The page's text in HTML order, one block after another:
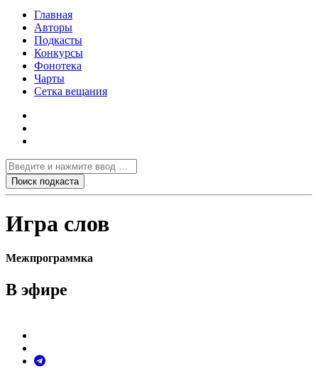
Главная
Авторы
Подкасты
Конкурсы
Фонотека
Чарты
Сетка вещания
Игра слов
Межпрограммка
В эфире